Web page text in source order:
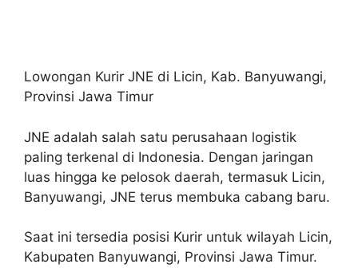
Lowongan Kurir JNE di Licin, Kab. Banyuwangi,
Provinsi Jawa Timur
JNE adalah salah satu perusahaan logistik
paling terkenal di Indonesia. Dengan jaringan
luas hingga ke pelosok daerah, termasuk Licin,
Banyuwangi, JNE terus membuka cabang baru.
Saat ini tersedia posisi Kurir untuk wilayah Licin,
Kabupaten Banyuwangi, Provinsi Jawa Timur.